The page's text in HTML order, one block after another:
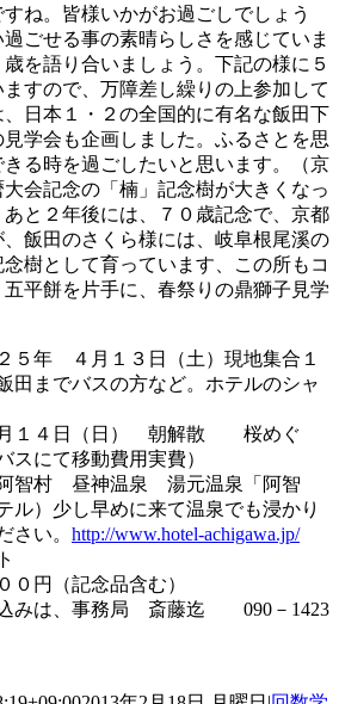
ね。皆様いかがお過ごしでしょう
ごせる事の素晴らしさを感じていま
を語り合いましょう。下記の様に５
すので、万障差し繰りの上参加して
本１・２の全国的に有名な飯田下
学会も企画しました。ふるさとを思
る時を過ごしたいと思います。（京
会記念の「楠」記念樹が大きくなっ
と２年後には、７０歳記念で、京都
飯田のさくら様には、岐阜根尾溪の
樹として育っています、この所もコ
平餅を片手に、春祭りの鼎獅子見学
４月１３日（土）現地集合１
田までバスの方など。ホテルのシャ
（日） 朝解散 桜めぐ
にて移動費用実費）
智村 昼神温泉 湯元温泉「阿智
ル）少し早めに来て温泉でも浸かり
さい。 http://www.hotel-achigawa.jp/
円（記念品含む）
みは、事務局 斎藤迄 090－1423